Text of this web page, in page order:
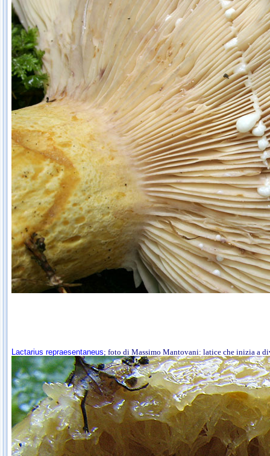
Lactarius repraesentaneus; foto di Massimo Mantovani: latice che inizia a